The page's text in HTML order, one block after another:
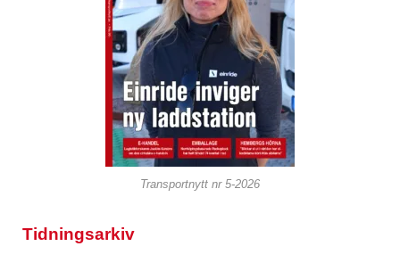
Transportnytt nr 5-2026
Tidningsarkiv